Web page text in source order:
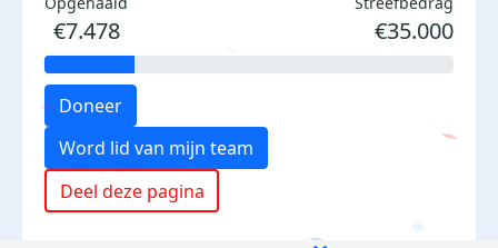
€7.478 €35.000
Doneer
Word lid van mijn team
Deel deze pagina